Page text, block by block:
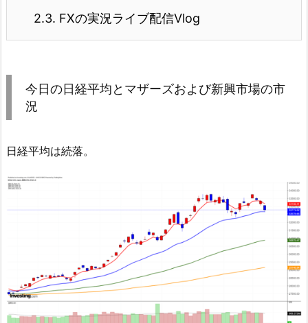
2.3. FXの実況ライブ配信Vlog
今日の日経平均とマザーズおよび新興市場の市
況
日経平均は続落。